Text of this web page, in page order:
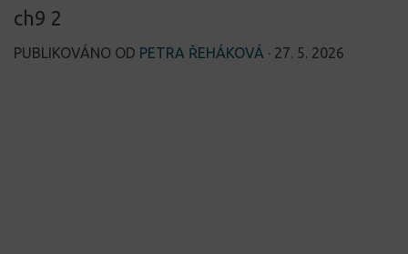
ch9 2
PUBLIKOVÁNO OD PETRA ŘEHÁKOVÁ · 27. 5. 2026